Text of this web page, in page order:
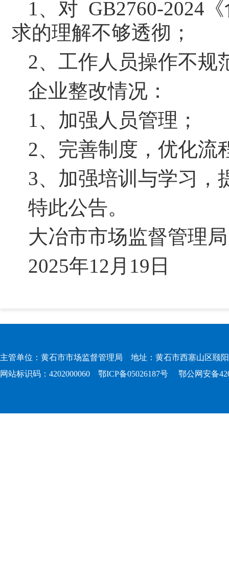
1、对 GB2760-2024
求的理解不够透彻；
2、工作人员操作不规
企业整改情况：
1、加强人员管理；
2、完善制度，优化流
3、加强培训与学习，
特此公告。
大冶市市场监督管理局
2025年12月19日
主管单位：黄石市市场监督管理局 地址：黄石市西塞山区颐
网站标识码：4202000060 鄂ICP备05026187号 鄂公网安备